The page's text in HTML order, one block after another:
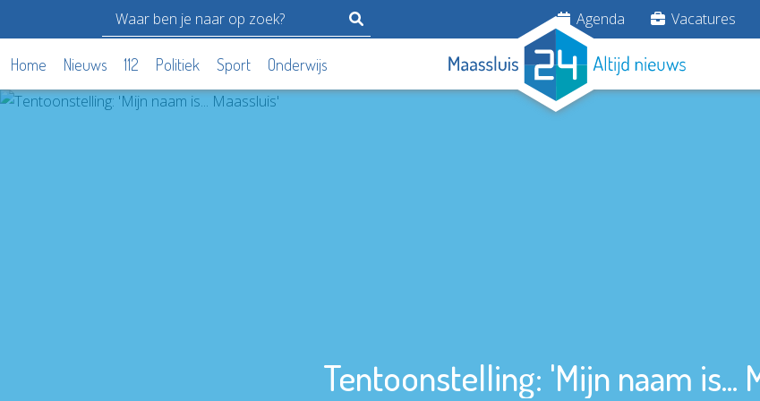
Agenda Vacatures
Home Nieuws 112 Politiek Sport Onderwijs
Tentoonstelling: 'Mijn naam is...